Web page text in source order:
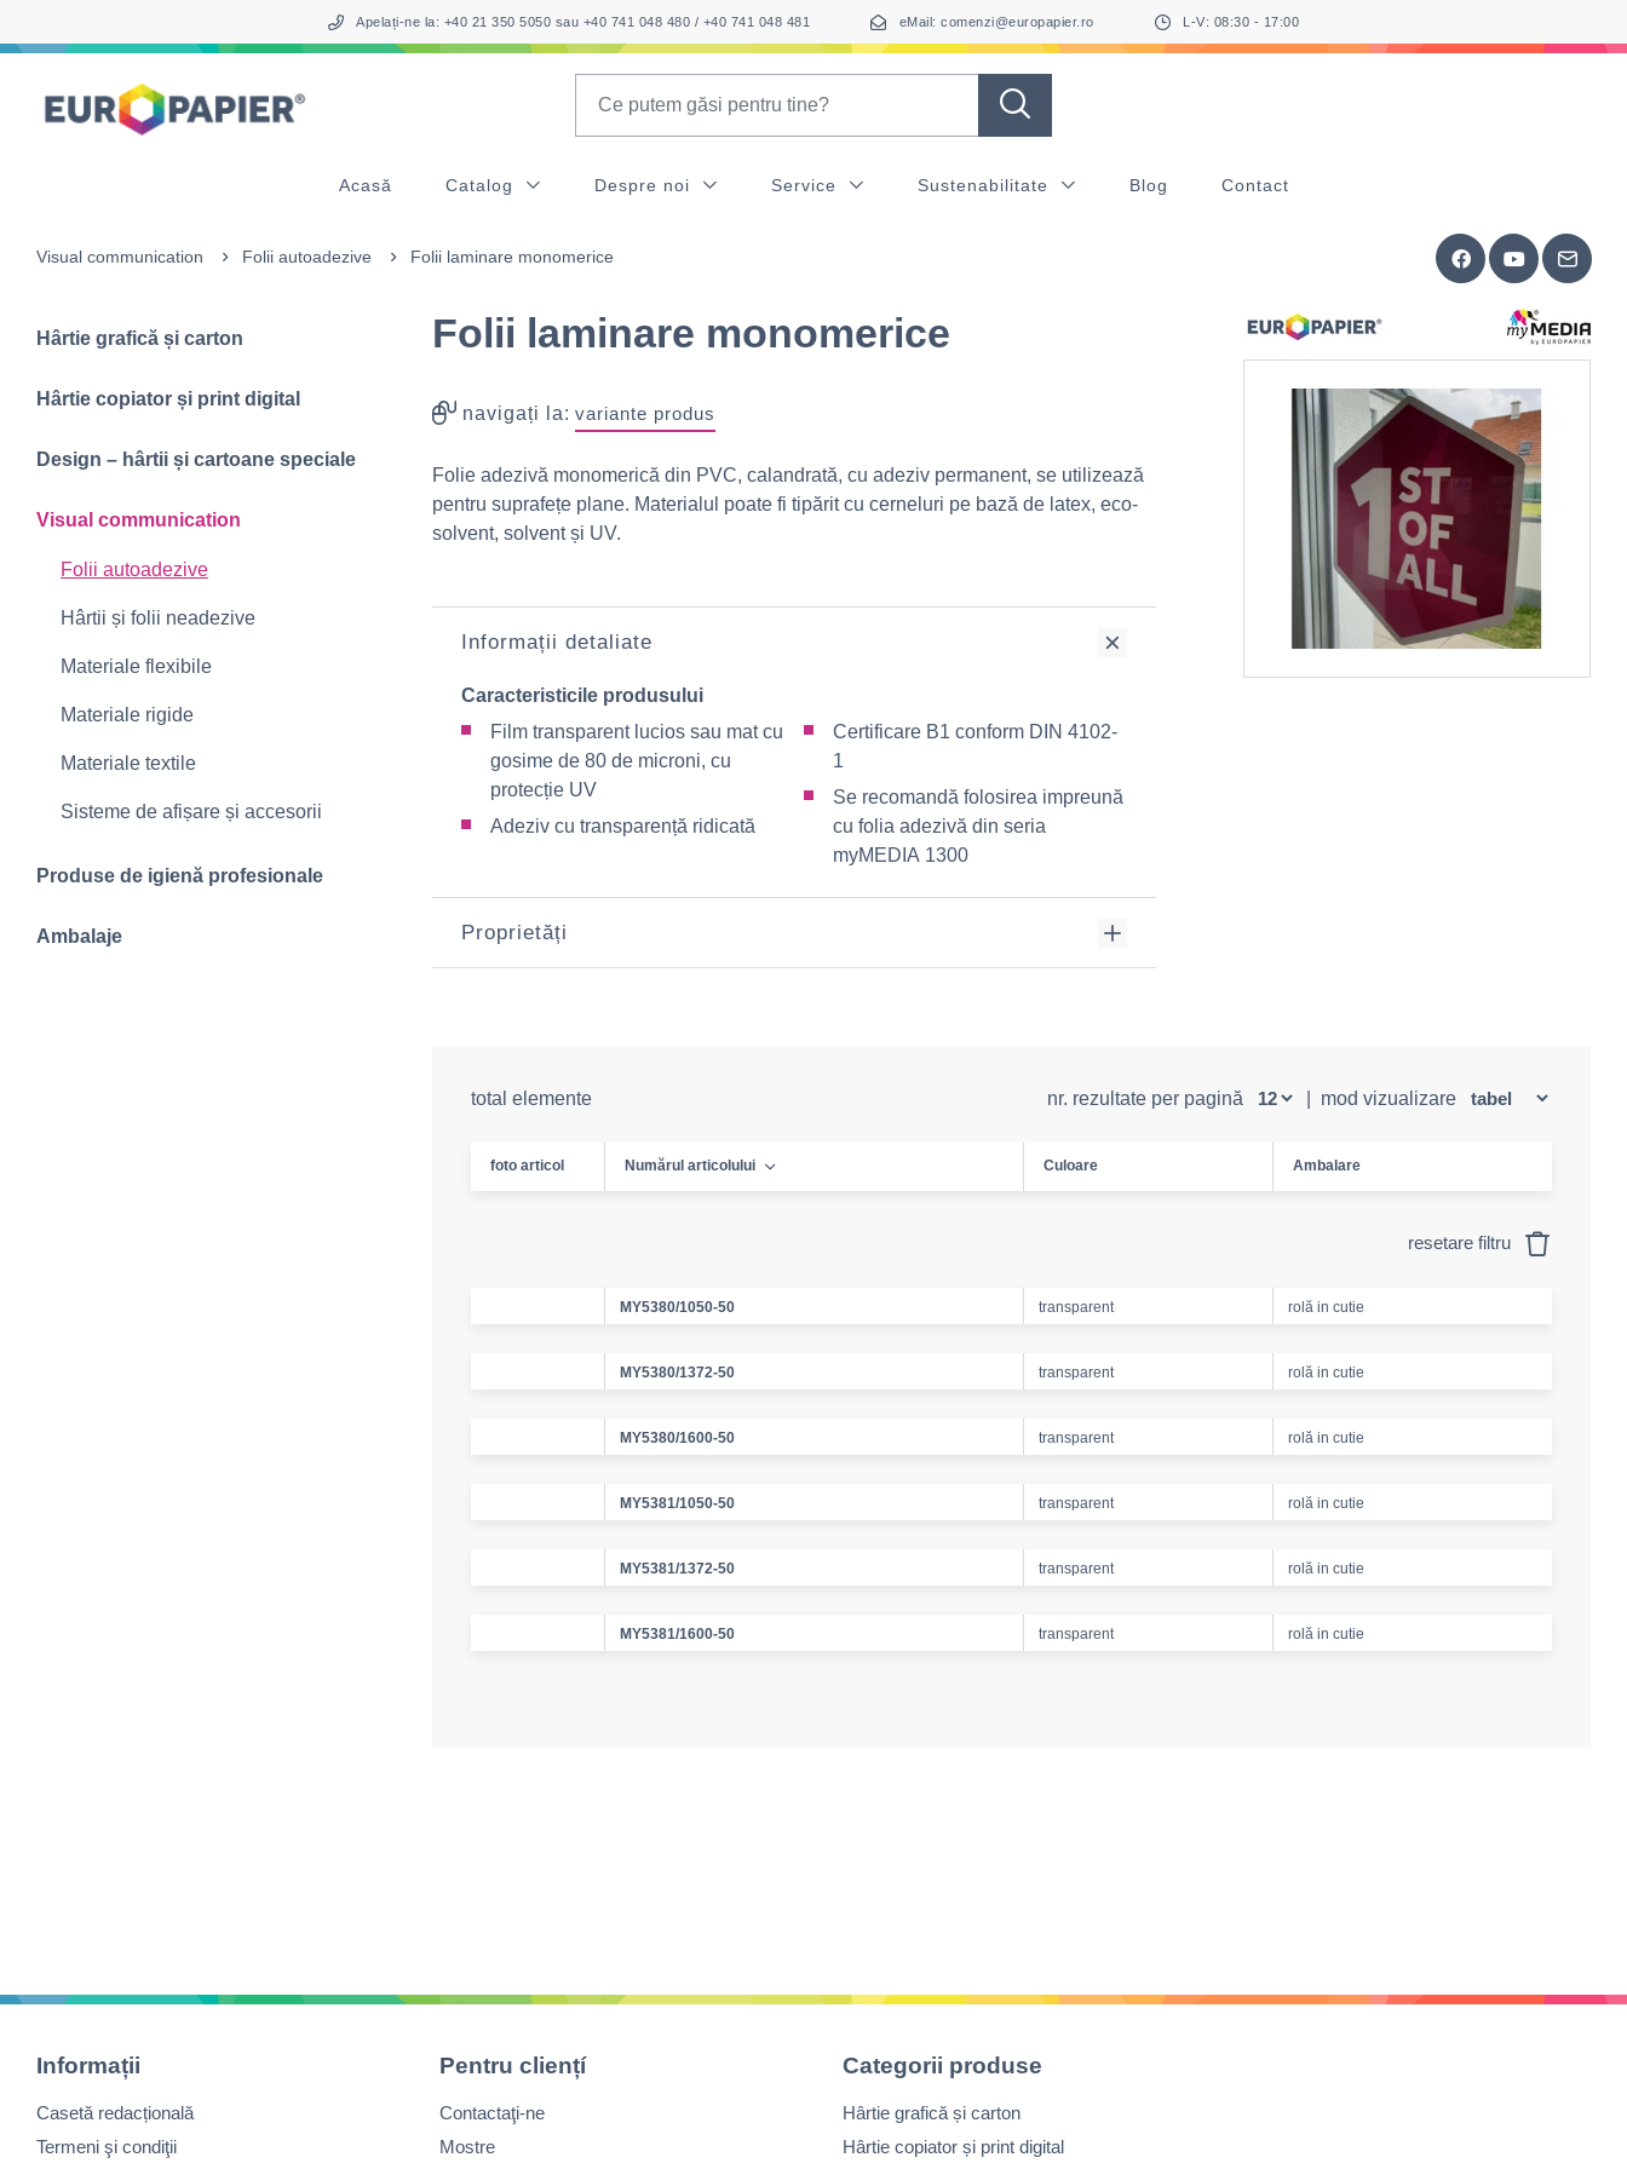
Apelați-ne la: +40 21 350 5050 sau +40 741 048 480 / +40 741 048 481 eMail: comenzi@europapier.ro L-V: 08:30 - 17:00
Acasă Catalog Despre noi Service Sustenabilitate Blog Contact
Visual communication Folii autoadezive Folii laminare monomerice
Hârtie grafică și carton
Hârtie copiator și print digital
Design – hârtii și cartoane speciale
Visual communication
Folii autoadezive
Hârtii și folii neadezive
Materiale flexibile
Materiale rigide
Materiale textile
Sisteme de afișare și accesorii
Produse de igienă profesionale
Ambalaje
Folii laminare monomerice
navigați la: variante produs
Folie adezivă monomerică din PVC, calandrată, cu adeziv permanent, se utilizează
pentru suprafețe plane. Materialul poate fi tipărit cu cerneluri pe bază de latex, eco-
solvent, solvent și UV.
Informații detaliate
Caracteristicile produsului
Film transparent lucios sau mat cu
gosime de 80 de microni, cu
protecție UV
Adeziv cu transparență ridicată
Certificare B1 conform DIN 4102-
1
Se recomandă folosirea impreună
cu folia adezivă din seria
myMEDIA 1300
Proprietăți
total elemente nr. rezultate per pagină mod vizualizare
foto articol Numărul articolului Culoare Ambalare
resetare filtru
MY5380/1050-50 transparent rolă in cutie
MY5380/1372-50 transparent rolă in cutie
MY5380/1600-50 transparent rolă in cutie
MY5381/1050-50 transparent rolă in cutie
MY5381/1372-50 transparent rolă in cutie
MY5381/1600-50 transparent rolă in cutie
Informații
Casetă redacțională
Termeni şi condiţii
Pentru cliențí
Contactaţi-ne
Mostre
Categorii produse
Hârtie grafică și carton
Hârtie copiator și print digital